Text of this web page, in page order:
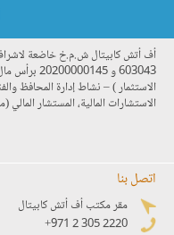
أف أتش كابيتال ش.م.خ خاضعة لاشراف
الاستثمار ) – نشاط إدارة المحافظ
الاستشارات المالية، المستشار
اتصل بنا
مقر مكتب أف أتش كابيتال
+971 2 305 2220